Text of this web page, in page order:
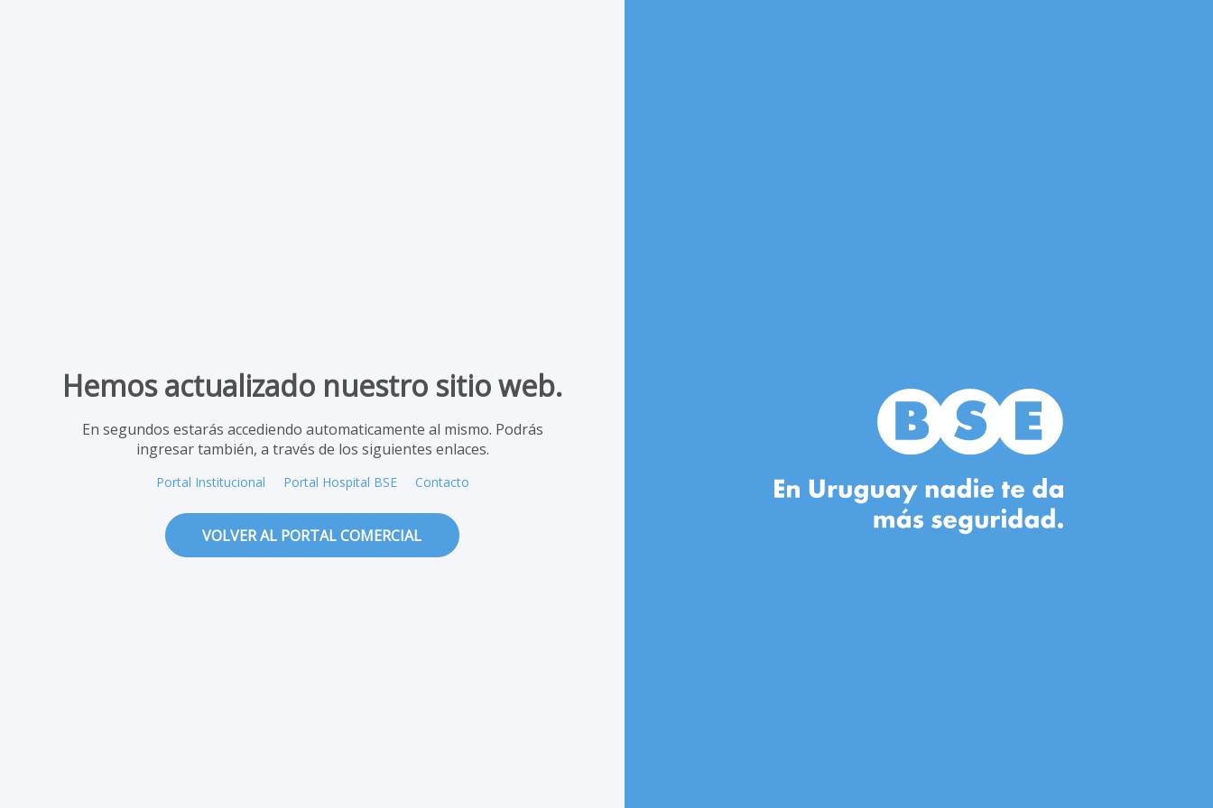
Hemos actualizado nuestro sitio web.
En segundos estarás accediendo automaticamente al mismo. Podrás
ingresar también, a través de los siguientes enlaces.
Portal Institucional Portal Hospital BSE Contacto
VOLVER AL PORTAL COMERCIAL